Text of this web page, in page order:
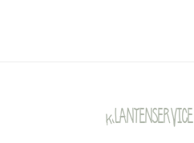
Klantenservice